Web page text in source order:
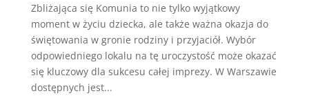
Zbliżająca się Komunia to nie tylko wyjątkowy
moment w życiu dziecka, ale także ważna okazja do
świętowania w gronie rodziny i przyjaciół. Wybór
odpowiedniego lokalu na tę uroczystość może okazać
się kluczowy dla sukcesu całej imprezy. W Warszawie
dostępnych jest...